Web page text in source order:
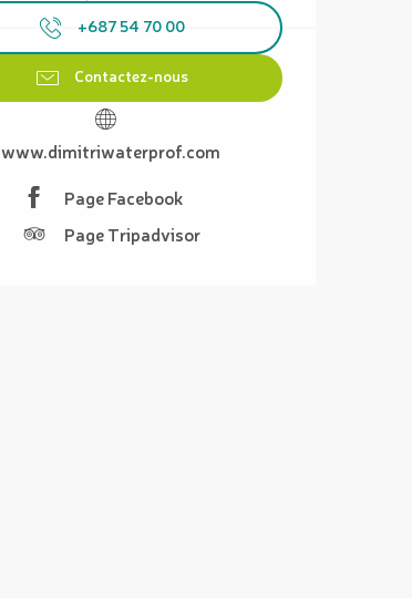
+687 54 70 00
Contactez-nous
www.dimitriwaterprof.com
Page Facebook
Page Tripadvisor